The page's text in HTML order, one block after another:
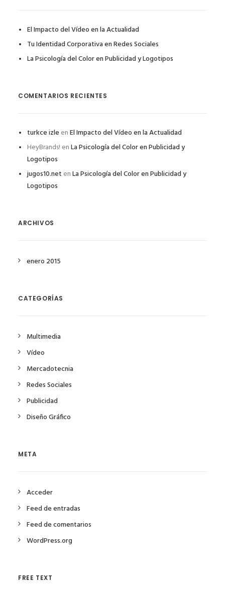
El Impacto del Vídeo en la Actualidad
Tu Identidad Corporativa en Redes Sociales
La Psicología del Color en Publicidad y Logotipos
COMENTARIOS RECIENTES
turkce izle enEl Impacto del Vídeo en la Actualidad
HeyBrands! enLa Psicología del Color en Publicidad y
Logotipos
jugos10.net enLa Psicología del Color en Publicidad y
Logotipos
ARCHIVOS
enero 2015
CATEGORÍAS
Multimedia
Vídeo
Mercadotecnia
Redes Sociales
Publicidad
Diseño Gráfico
META
Acceder
Feed de entradas
Feed de comentarios
WordPress.org
FREE TEXT